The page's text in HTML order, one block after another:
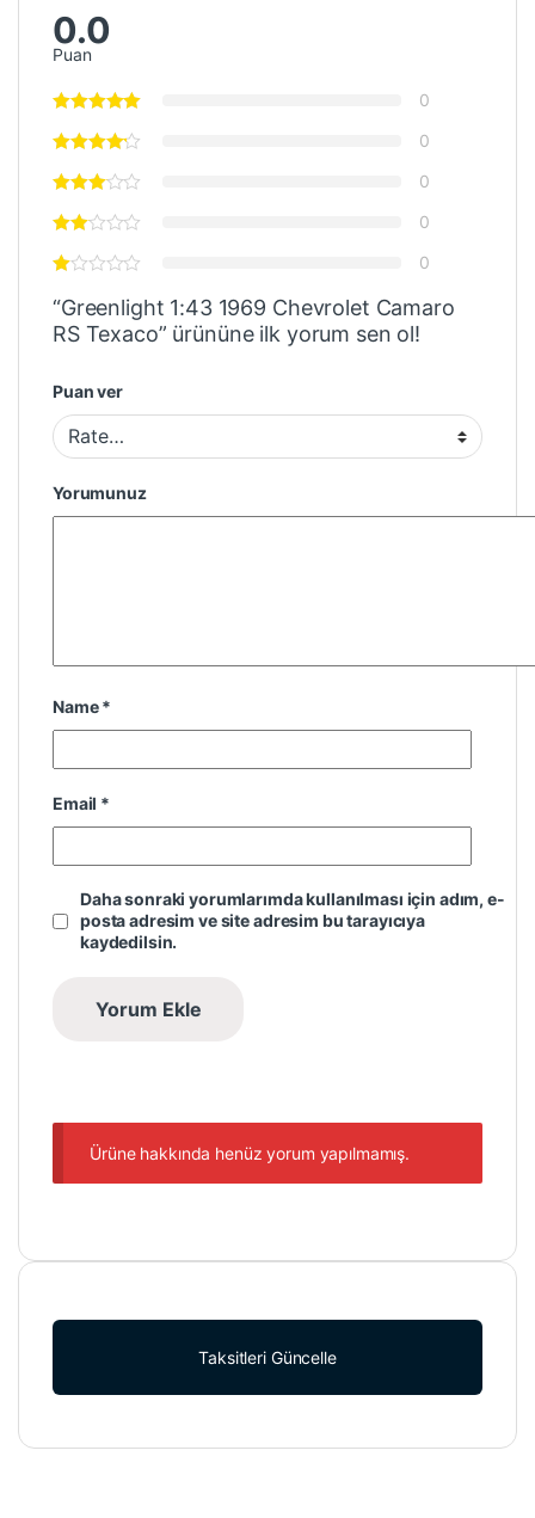
0.0
Puan
0
0
0
0
0
“Greenlight 1:43 1969 Chevrolet Camaro
RS Texaco” ürününe ilk yorum sen ol!
Puan ver
Yorumunuz
Name*
Email *
Daha sonraki yorumlarımda kullanılması için adım, e-
posta adresim ve site adresim bu tarayıcıya
kaydedilsin.
Ürüne hakkında henüz yorum yapılmamış.
Taksitleri Güncelle